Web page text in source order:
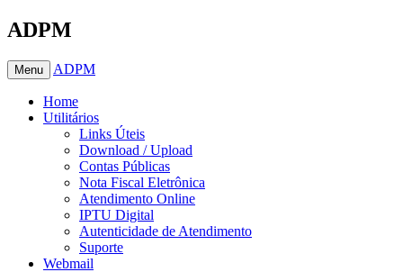
ADPM
Menu ADPM
Home
Utilitários
Links Úteis
Download / Upload
Contas Públicas
Nota Fiscal Eletrônica
Atendimento Online
IPTU Digital
Autenticidade de Atendimento
Suporte
Webmail